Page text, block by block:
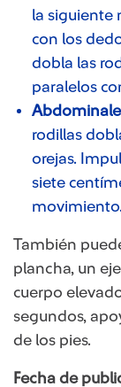
la siguiente
con los
dobla las
paralelos
rodillas
orejas.
siete
movimiento.
También
plancha, un
cuerpo
segundos,
de los pies.
Fecha de